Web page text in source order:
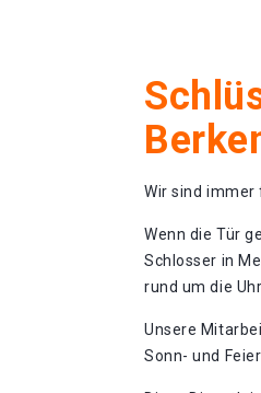
Wir sind
Wenn die Tür
Schlosser in
rund um die Uhr.
Unsere
Sonn- und